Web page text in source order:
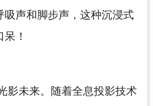
吸声和脚步声，这种沉浸式
！
影未来。随着全息投影技术